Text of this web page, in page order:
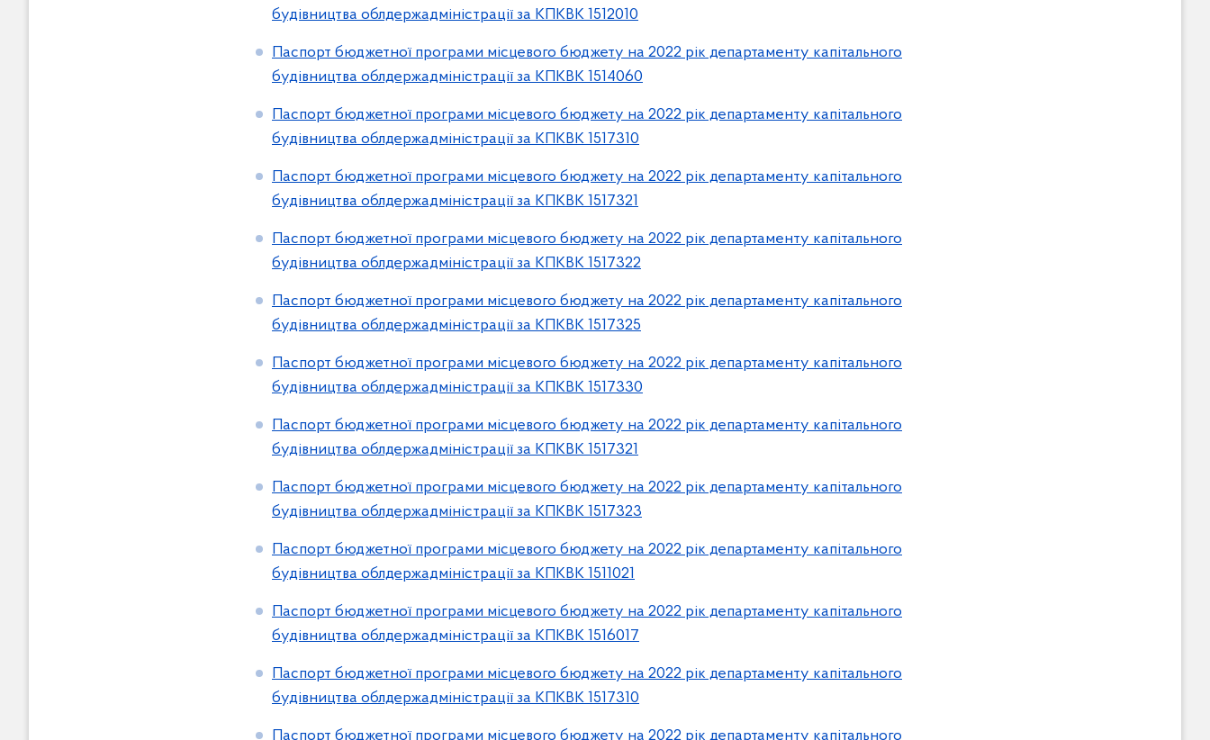
будівництва облдержадміністрації за КПКВК 1512010
Паспорт бюджетної програми місцевого бюджету на 2022 рік департаменту капітального
будівництва облдержадміністрації за КПКВК 1514060
Паспорт бюджетної програми місцевого бюджету на 2022 рік департаменту капітального
будівництва облдержадміністрації за КПКВК 1517310
Паспорт бюджетної програми місцевого бюджету на 2022 рік департаменту капітального
будівництва облдержадміністрації за КПКВК 1517321
Паспорт бюджетної програми місцевого бюджету на 2022 рік департаменту капітального
будівництва облдержадміністрації за КПКВК 1517322
Паспорт бюджетної програми місцевого бюджету на 2022 рік департаменту капітального
будівництва облдержадміністрації за КПКВК 1517325
Паспорт бюджетної програми місцевого бюджету на 2022 рік департаменту капітального
будівництва облдержадміністрації за КПКВК 1517330
Паспорт бюджетної програми місцевого бюджету на 2022 рік департаменту капітального
будівництва облдержадміністрації за КПКВК 1517321
Паспорт бюджетної програми місцевого бюджету на 2022 рік департаменту капітального
будівництва облдержадміністрації за КПКВК 1517323
Паспорт бюджетної програми місцевого бюджету на 2022 рік департаменту капітального
будівництва облдержадміністрації за КПКВК 1511021
Паспорт бюджетної програми місцевого бюджету на 2022 рік департаменту капітального
будівництва облдержадміністрації за КПКВК 1516017
Паспорт бюджетної програми місцевого бюджету на 2022 рік департаменту капітального
будівництва облдержадміністрації за КПКВК 1517310
Паспорт бюджетної програми місцевого бюджету на 2022 рік департаменту капітального